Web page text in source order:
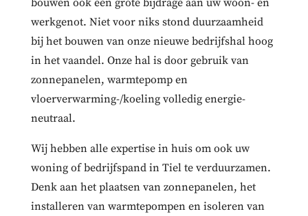
werkgenot. Niet voor niks stond duurzaamheid
bij het bouwen van onze nieuwe bedrijfshal hoog
in het vaandel. Onze hal is door gebruik van
zonnepanelen, warmtepomp en
vloerverwarming-/koeling volledig energie-
neutraal.
Wij hebben alle expertise in huis om ook uw
woning of bedrijfspand in Tiel te verduurzamen.
Denk aan het plaatsen van zonnepanelen, het
installeren van warmtepompen en isoleren van